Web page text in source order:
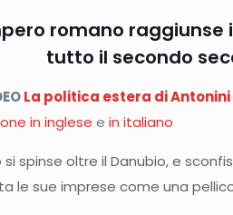
romano
tutto il secondo
La politica estera di Antonini
in inglese ein italiano
si spinse oltre il Danubio, e
le sue imprese come una